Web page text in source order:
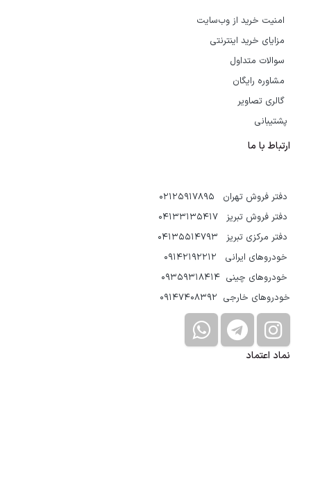
امنیت خرید از وب‌سایت
مزایای خرید اینترنتی
سوالات متداول
مشاوره رایگان
گالری تصاویر
پشتیبانی
ارتباط با ما
دفتر فروش تهران 02125917895
دفتر فروش تبریز 04133135417
دفتر مرکزی تبریز 04135514793
خودروهای ایرانی 09142192212
خودروهای چینی 09359318414
خودروهای خارجی 09147408392
نماد اعتماد